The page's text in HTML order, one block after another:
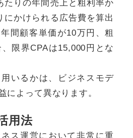
たりの年間売上と粗利率か
にかけられる広告費を算出
間顧客単価が10万円、粗
限界CPAは15,000円とな
いるかは、ビジネスモデ
によって異なります。
用法
ス運営において非常に重